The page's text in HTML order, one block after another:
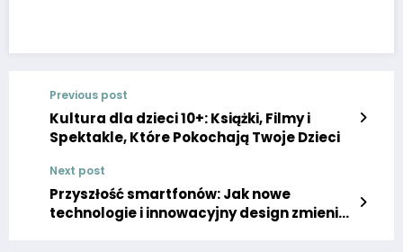
Previous post
Kultura dla dzieci 10+: Książki, Filmy i
Spektakle, Które Pokochają Twoje Dzieci
Next post
Przyszłość smartfonów: Jak nowe
technologie i innowacyjny design zmienią